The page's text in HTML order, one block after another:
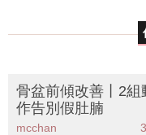
骨盆前傾改善丨2組
作告別假肚腩
mcchan